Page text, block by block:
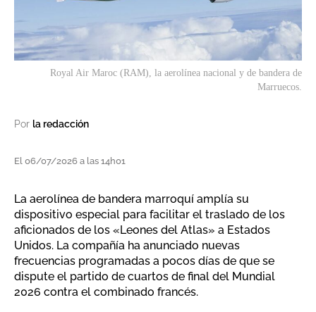
Royal Air Maroc (RAM), la aerolínea nacional y de bandera de
Marruecos.
Por la redacción
El 06/07/2026 a las 14h01
La aerolínea de bandera marroquí amplía su
dispositivo especial para facilitar el traslado de los
aficionados de los «Leones del Atlas» a Estados
Unidos. La compañía ha anunciado nuevas
frecuencias programadas a pocos días de que se
dispute el partido de cuartos de final del Mundial
2026 contra el combinado francés.